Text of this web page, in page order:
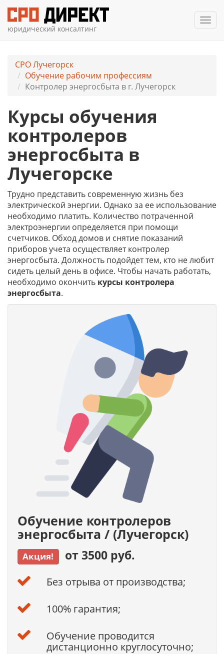
юридический консалтинг
СРО Лучегорск
Обучение рабочим профессиям
Контролер энергосбыта в г. Лучегорск
Курсы обучения
контролеров
энергосбыта в
Лучегорске
Трудно представить современную жизнь без
электрической энергии. Однако за ее использование
необходимо платить. Количество потраченной
электроэнергии определяется при помощи
счетчиков. Обход домов и снятие показаний
приборов учета осуществляет контролер
энергосбыта. Должность подойдет тем, кто не любит
сидеть целый день в офисе. Чтобы начать работать,
необходимо окончить курсы контролера
энергосбыта.
Обучение контролеров
энергосбыта / (Лучегорск)
Акция! от 3500 руб.
Без отрыва от производства;
100% гарантия;
Обучение проводится
дистанционно круглосуточно;